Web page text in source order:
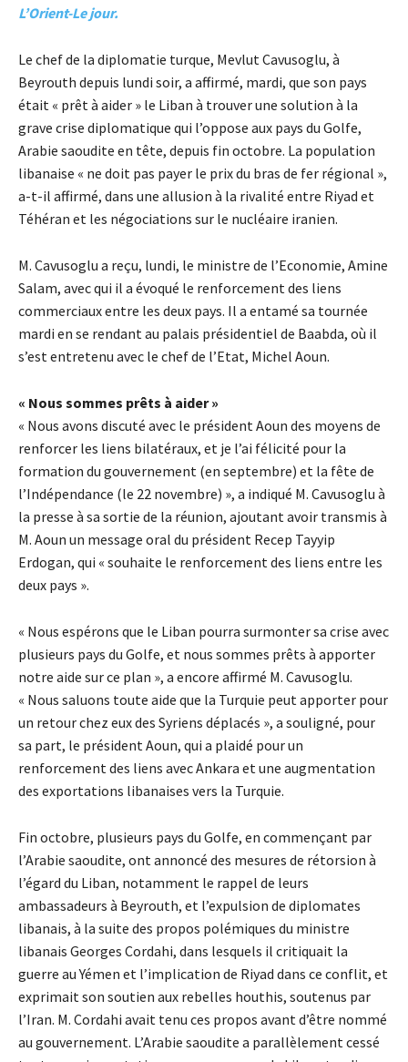
L’Orient-Le jour.
Le chef de la diplomatie turque, Mevlut Cavusoglu, à
Beyrouth depuis lundi soir, a affirmé, mardi, que son pays
était « prêt à aider » le Liban à trouver une solution à la
grave crise diplomatique qui l’oppose aux pays du Golfe,
Arabie saoudite en tête, depuis fin octobre. La population
libanaise « ne doit pas payer le prix du bras de fer régional »,
a-t-il affirmé, dans une allusion à la rivalité entre Riyad et
Téhéran et les négociations sur le nucléaire iranien.
M. Cavusoglu a reçu, lundi, le ministre de l’Economie, Amine
Salam, avec qui il a évoqué le renforcement des liens
commerciaux entre les deux pays. Il a entamé sa tournée
mardi en se rendant au palais présidentiel de Baabda, où il
s’est entretenu avec le chef de l’Etat, Michel Aoun.
« Nous sommes prêts à aider »
« Nous avons discuté avec le président Aoun des moyens de
renforcer les liens bilatéraux, et je l’ai félicité pour la
formation du gouvernement (en septembre) et la fête de
l’Indépendance (le 22 novembre) », a indiqué M. Cavusoglu à
la presse à sa sortie de la réunion, ajoutant avoir transmis à
M. Aoun un message oral du président Recep Tayyip
Erdogan, qui « souhaite le renforcement des liens entre les
deux pays ».
« Nous espérons que le Liban pourra surmonter sa crise avec
plusieurs pays du Golfe, et nous sommes prêts à apporter
notre aide sur ce plan », a encore affirmé M. Cavusoglu.
« Nous saluons toute aide que la Turquie peut apporter pour
un retour chez eux des Syriens déplacés », a souligné, pour
sa part, le président Aoun, qui a plaidé pour un
renforcement des liens avec Ankara et une augmentation
des exportations libanaises vers la Turquie.
Fin octobre, plusieurs pays du Golfe, en commençant par
l’Arabie saoudite, ont annoncé des mesures de rétorsion à
l’égard du Liban, notamment le rappel de leurs
ambassadeurs à Beyrouth, et l’expulsion de diplomates
libanais, à la suite des propos polémiques du ministre
libanais Georges Cordahi, dans lesquels il critiquait la
guerre au Yémen et l’implication de Riyad dans ce conflit, et
exprimait son soutien aux rebelles houthis, soutenus par
l’Iran. M. Cordahi avait tenu ces propos avant d’être nommé
au gouvernement. L’Arabie saoudite a parallèlement cessé